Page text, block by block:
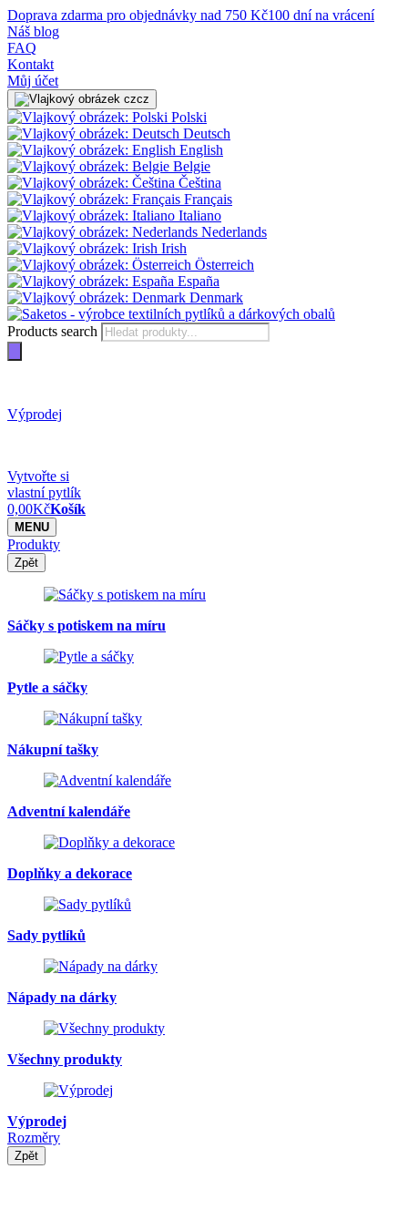
Doprava zdarma pro objednávky nad 750 Kč100 dní na vrácení
Náš blog
FAQ
Kontakt
Můj účet
cz
Polski
Deutsch
English
Belgie
Čeština
Français
Italiano
Nederlands
Irish
Österreich
España
Denmark
Products search
Výprodej
Vytvořte si
vlastní pytlík
0,00KčKošík
MENU
Produkty
Zpět
Sáčky s potiskem na míru
Pytle a sáčky
Nákupní tašky
Adventní kalendáře
Doplňky a dekorace
Sady pytlíků
Nápady na dárky
Všechny produkty
Výprodej
Rozměry
Zpět